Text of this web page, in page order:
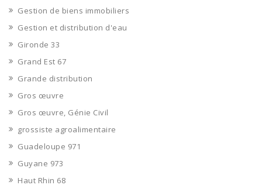
Gestion de biens immobiliers
Gestion et distribution d'eau
Gironde 33
Grand Est 67
Grande distribution
Gros œuvre
Gros œuvre, Génie Civil
grossiste agroalimentaire
Guadeloupe 971
Guyane 973
Haut Rhin 68